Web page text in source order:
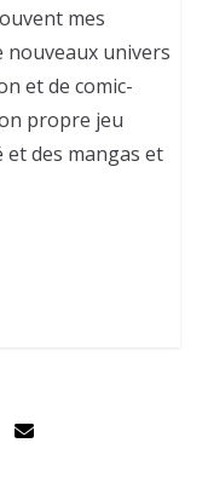
mes
nouveaux univers
et de comic-
propre jeu
et des mangas et